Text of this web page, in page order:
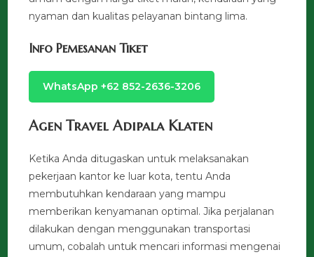
nyaman dan kualitas pelayanan bintang lima.
Info Pemesanan Tiket
WhatsApp +62 852-2636-3206
Agen Travel Adipala Klaten
Ketika Anda ditugaskan untuk melaksanakan
pekerjaan kantor ke luar kota, tentu Anda
membutuhkan kendaraan yang mampu
memberikan kenyamanan optimal. Jika perjalanan
dilakukan dengan menggunakan transportasi
umum, cobalah untuk mencari informasi mengenai